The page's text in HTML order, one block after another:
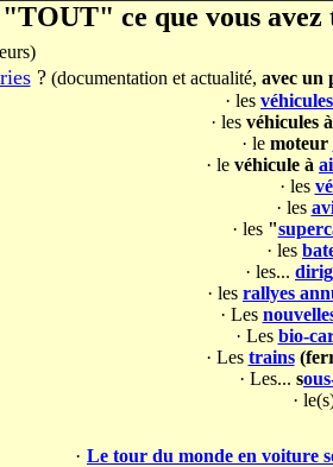
"TOUT" ce que vous
?(documentation et actualité, avec un
· les
· les véhicules à
· le moteur
· le véhicule à
· les
· les
· les "
· les
· les...
· les rallyes
· Les
· Les bio-
· Les trains
· Les... s
·
· Le tour du monde en voiture